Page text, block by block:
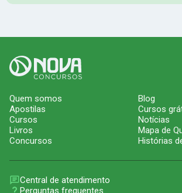
Quem somos
Apostilas
Cursos
Livros
Concursos
Blog
Cursos
Notícias
Mapa de
Histórias
Central de atendimento
Perguntas frequentes